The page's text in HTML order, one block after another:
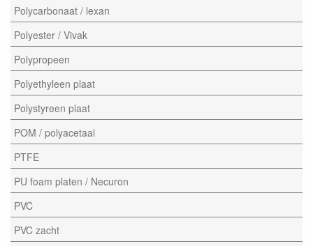
Polycarbonaat / lexan
Polyester / Vivak
Polypropeen
Polyethyleen plaat
Polystyreen plaat
POM / polyacetaal
PTFE
PU foam platen / Necuron
PVC
PVC zacht